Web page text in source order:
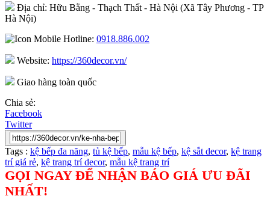
Địa chỉ: Hữu Bằng - Thạch Thất - Hà Nội (Xã Tây Phương - TP
Hà Nội)
Hotline: 0918.886.002
Website: https://360decor.vn/
Giao hàng toàn quốc
Chia sẻ:
Facebook
Twitter
Tags : kệ bếp đa năng, tủ kệ bếp, mẫu kệ bếp, kệ sắt decor, kệ trang
trí giá rẻ, kệ trang trí decor, mẫu kệ trang trí
GỌI NGAY ĐỂ NHẬN BÁO GIÁ ƯU ĐÃI
NHẤT!